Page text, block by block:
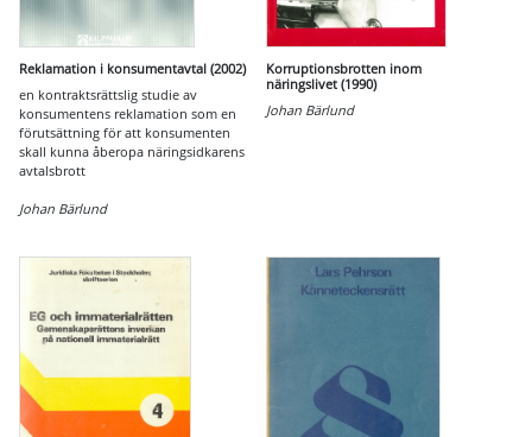
Reklamation i konsumentavtal (2002)
en kontraktsrättslig studie av
konsumentens reklamation som en
förutsättning för att konsumenten
skall kunna åberopa näringsidkarens
avtalsbrott
Johan Bärlund
Korruptionsbrotten inom
näringslivet (1990)
Johan Bärlund